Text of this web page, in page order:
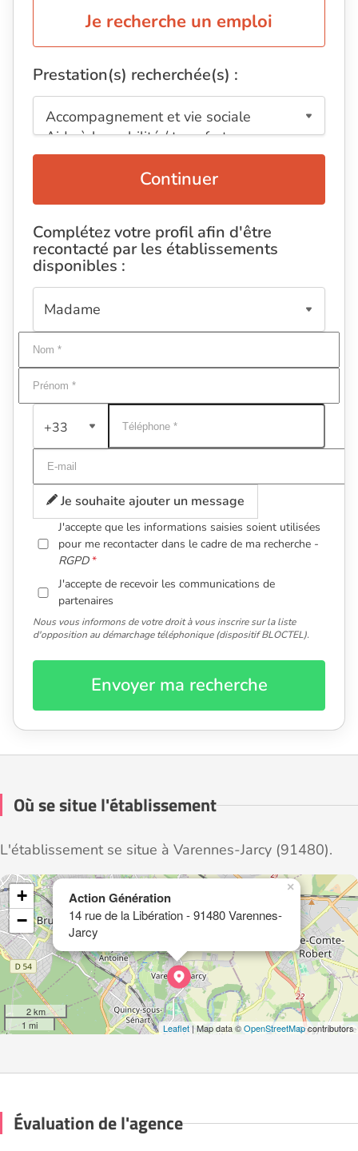
Je recherche un emploi
Prestation(s) recherchée(s) :
Continuer
Complétez votre profil afin d'être
recontacté par les établissements
disponibles :
+33
Je souhaite ajouter un message
J'accepte que les informations saisies soient utilisées
pour me recontacter dans le cadre de ma recherche -
RGPD
J'accepte de recevoir les communications de
partenaires
Nous vous informons de votre droit à vous inscrire sur la liste
d'opposition au démarchage téléphonique (dispositif BLOCTEL).
Envoyer ma recherche
Où se situe l'établissement
L'établissement se situe à Varennes-Jarcy (91480).
Action Génération
14 rue de la Libération - 91480 Varennes-
Jarcy
×
+
−
2 km
1 mi
Leaflet | Map data ©OpenStreetMapcontributors
Évaluation de l'agence